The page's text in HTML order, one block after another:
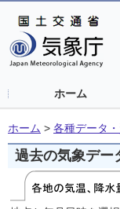
ホーム
ホーム > 各種データ
過去の気象デー